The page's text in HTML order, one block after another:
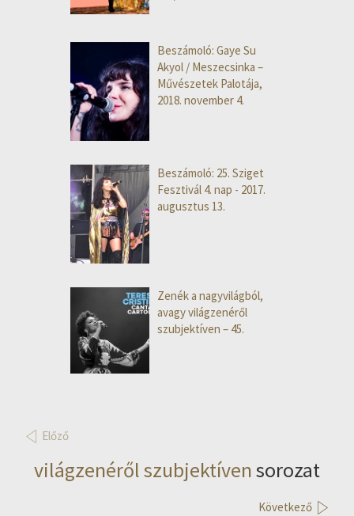
Beszámoló: Gaye Su
Akyol / Meszecsinka –
Művészetek Palotája,
2018. november 4.
Beszámoló: 25. Sziget
Fesztivál 4. nap - 2017.
augusztus 13.
Zenék a nagyvilágból,
avagy világzenéről
szubjektíven – 45.
Előző
világzenéről szubjektívensorozat
Következő